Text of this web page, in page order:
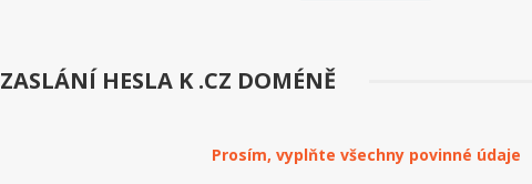
ZASLÁNÍ HESLA K .CZ DOMÉNĚ
Prosím, vyplňte všechny povinné údaje